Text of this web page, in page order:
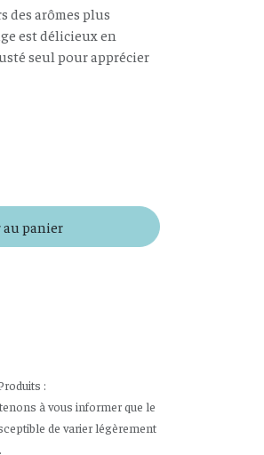
des arômes plus
est délicieux en
seul pour apprécier
au panier
:
à vous informer que le
de varier légèrement